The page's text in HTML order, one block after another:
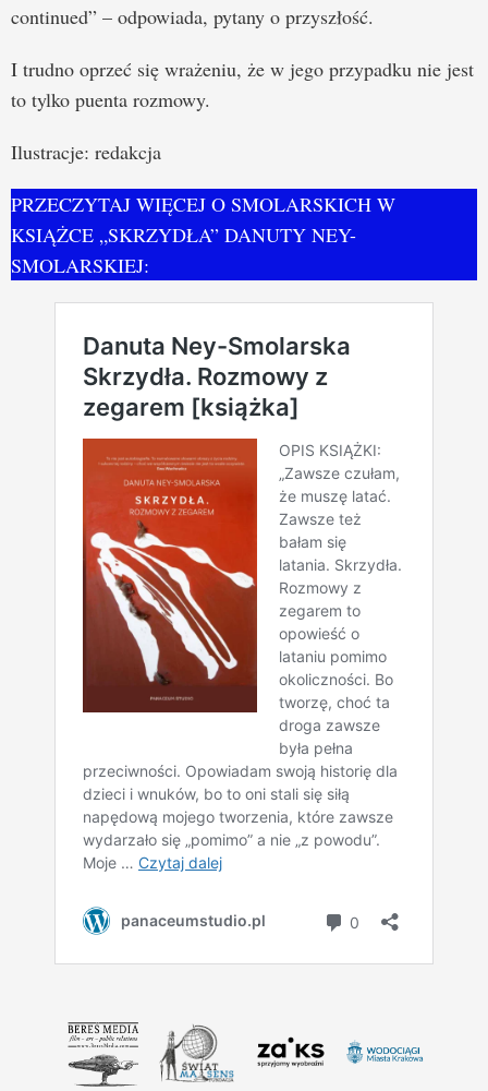
continued” – odpowiada, pytany o przyszłość.
I trudno oprzeć się wrażeniu, że w jego przypadku nie jest
to tylko puenta rozmowy.
Ilustracje: redakcja
PRZECZYTAJ WIĘCEJ O SMOLARSKICH W
KSIĄŻCE „SKRZYDŁA” DANUTY NEY-
SMOLARSKIEJ: